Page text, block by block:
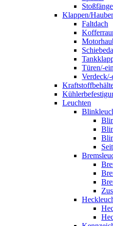
Klappen/
Faltdach
Türen/-
Leuchten